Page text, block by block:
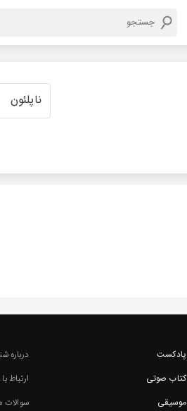
پادکست
کتاب صوتی
موسیقی
درباره
ارتباط
سوالات